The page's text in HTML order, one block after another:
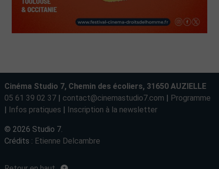
Cinéma Studio 7, Chemin des écoliers, 31650 AUZIELLE
05 61 39 02 37| contact@cinemastudio7.com | Programme
| Infos pratiques | Inscription à la newsletter
© 2026 Studio 7.
Crédits : Etienne Delcambre